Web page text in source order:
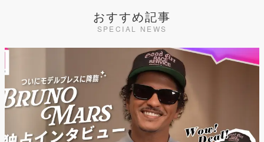
おすすめ記事
SPECIAL NEWS